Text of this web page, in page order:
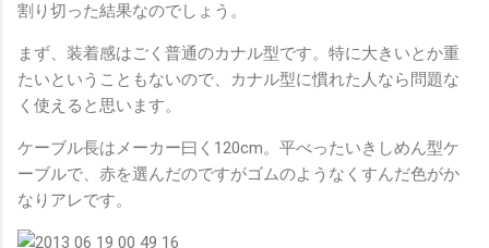
割り切った結果なのでしょう。
まず、装着感はごく普通のカナル型です。特に大きいとか重
たいということもないので、カナル型に慣れた人なら問題な
く使えると思います。
ケーブル長はメーカー曰く120cm。平べったいきしめん型ケ
ーブルで、赤を選んだのですがゴムのようなくすんだ色がか
なりアレです。